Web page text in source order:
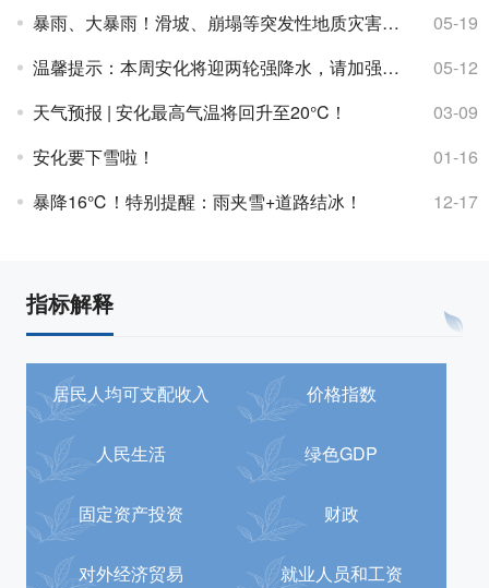
暴雨、大暴雨！滑坡、崩塌等突发性地质灾害风险高！
05-19
温馨提示：本周安化将迎两轮强降水，请加强防范！
05-12
天气预报 | 安化最高气温将回升至20°C！
03-09
安化要下雪啦！
01-16
暴降16℃！特别提醒：雨夹雪+道路结冰！
12-17
指标解释
居民人均可支配收入 价格指数
人民生活 绿色GDP
固定资产投资 财政
对外经济贸易 就业人员和工资